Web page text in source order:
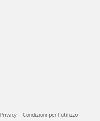
Privacy Condizioni per l'utilizzo